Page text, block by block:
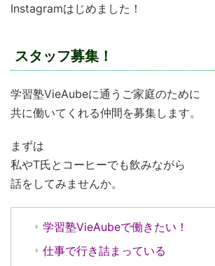
Instagramはじめました！
スタッフ募集！
学習塾VieAubeに通うご家庭のために
共に働いてくれる仲間を募集します。
まずは
私やT氏とコーヒーでも飲みながら
話をしてみませんか。
学習塾VieAubeで働きたい！
仕事で行き詰まっている